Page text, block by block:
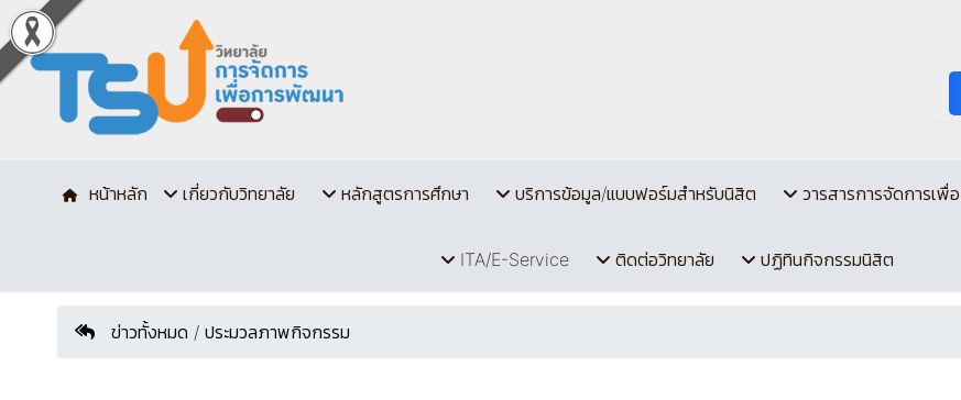
หน้าหลัก เกี่ยวกับวิทยาลัย หลักสูตรการศึกษา บริการข้อมูล/แบบฟอร์มสำหรับนิสิต วารสารการจัดการเ
ITA/E-Service ติดต่อวิทยาลัย ปฏิทินกิจกรรมนิสิต
ข่าวทั้งหมด / ประมวลภาพกิจกรรม